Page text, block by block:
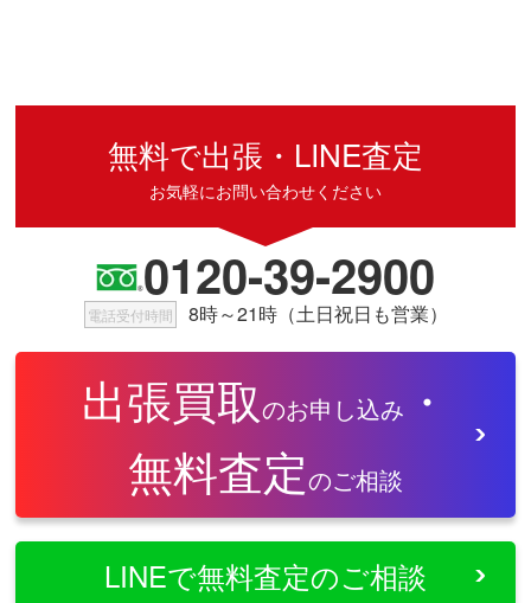
無料で出張・LINE査定
お気軽にお問い合わせください
0120-39-2900
電話受付時間 8時～21時（土日祝日も営業）
出張買取のお申し込み ・
無料査定のご相談
LINEで無料査定のご相談